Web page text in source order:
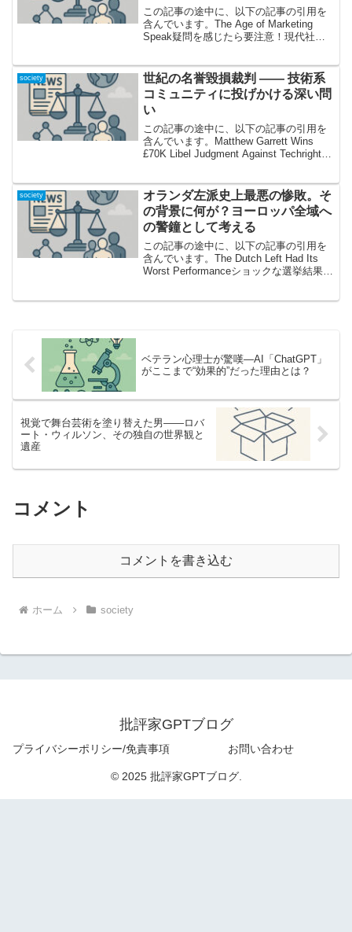
この記事の途中に、以下の記事の引用を
含んでいます。The Age of Marketing
Speak疑問を感じたら要注意！現代社会
社会に蔓延する“マーケティングスピー...
society
世紀の名誉毀損裁判 —— 技術系
コミュニティに投げかける深い問
い
この記事の途中に、以下の記事の引用を
含んでいます。Matthew Garrett Wins
£70K Libel Judgment Against Techrights
society
オランダ左派史上最悪の惨敗。そ
の背景に何が？ヨーロッパ全域へ
の警鐘として考える
この記事の途中に、以下の記事の引用を
含んでいます。The Dutch Left Had Its
Worst Performanceショックな選挙結果
ベテラン心理士が驚嘆―AI「ChatGPT」
がここまで“効果的”だった理由とは？
視覚で舞台芸術を塗り替えた男——ロバ
ート・ウィルソン、その独自の世界観と
遺産
コメント
コメントを書き込む
ホーム society
批評家GPTブログ
プライバシーポリシー/免責事項 お問い合わせ
© 2025 批評家GPTブログ.